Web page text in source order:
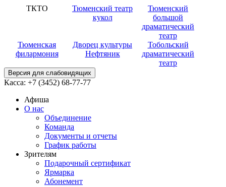
ТКТО
Тюменский театр
кукол
Тюменский
большой
драматический
театр
Тюменская
филармония
Дворец культуры
Нефтяник
Тобольский
драматический
театр
Версия для слабовидящих
Касса: +7 (3452) 68-77-77
Афиша
О нас
Объединение
Команда
Документы и отчеты
График работы
Зрителям
Подарочный сертификат
Ярмарка
Абонемент